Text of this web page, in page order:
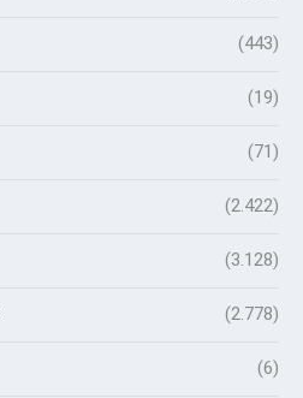
(443)
(19)
(71)
(2.422)
(3.128)
(2.778)
(6)